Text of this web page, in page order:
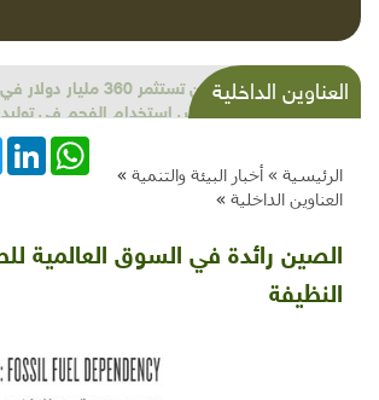
العناوين الداخلية
الصين تستثمر 360
لتقليص استخدام الفحم في توليد
الرئيسية » أخبار البيئة والتنمية »
العناوين الداخلية »
WhatsApp
الصين رائدة في السوق العالمية
النظيفة